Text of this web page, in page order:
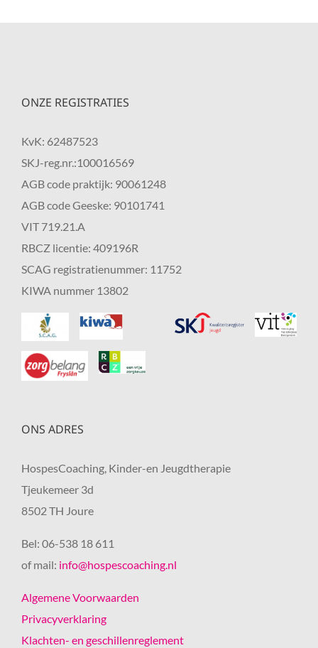
ONZE REGISTRATIES
KvK: 62487523
SKJ-reg.nr.:100016569
AGB code praktijk: 90061248
AGB code Geeske: 90101741
VIT 719.21.A
RBCZ licentie: 409196R
SCAG registratienummer: 11752
KIWA nummer 13802
ONS ADRES
HospesCoaching, Kinder-en Jeugdtherapie
Tjeukemeer 3d
8502 TH Joure
Bel: 06-538 18 611
of mail: info@hospescoaching.nl
Algemene Voorwaarden
Privacyverklaring
Klachten- en geschillenreglement